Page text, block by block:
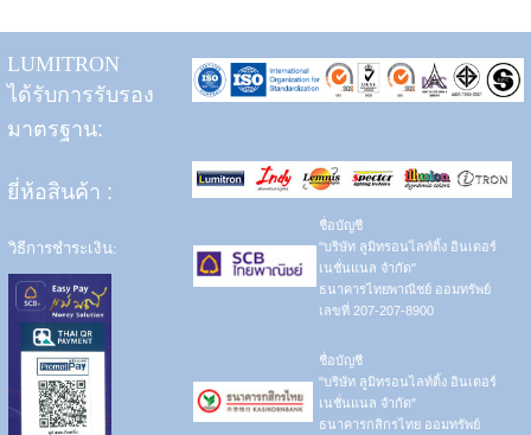
LUMITRON
ได้รับการรับรอง
มาตรฐาน:
ยี่ห้อสินค้า :
วิธีการชำระเงิน:
ชื่อบัญชี
"บริษัท ลูมิทรอนไลท์ติ้ง อินเตอร์
เนชั่นแนล จำกัด"
ธนาคารไทยพาณิชย์ ออมทรัพย์
เลขที่ 207-207-8900
ชื่อบัญชี
"บริษัท ลูมิทรอนไลท์ติ้ง อินเตอร์
เนชั่นแนล จำกัด"
ธนาคารกสิกรไทย ออมทรัพย์